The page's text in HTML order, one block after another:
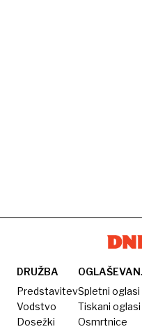
DRUŽBA
Predstavitev
Vodstvo
Dosežki
Spletni oglasi
Tiskani oglasi
Osmrtnice